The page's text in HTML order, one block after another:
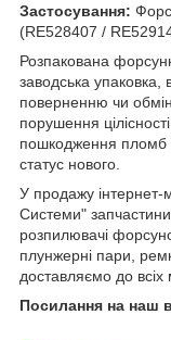
Застосування:
(RE528407 /
Розпакована
заводська упаковка,
поверненню чи
порушення
пошкодження пломб
статус нового.
У продажу
Системи"
розпилювачі
плунжерні пари,
доставляємо до всіх
Посилання на наш